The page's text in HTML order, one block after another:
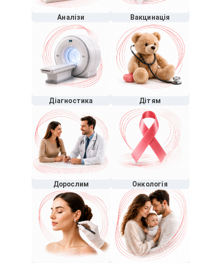
Аналізи Вакцинація
Діагностика Дітям
Дорослим Онкологія